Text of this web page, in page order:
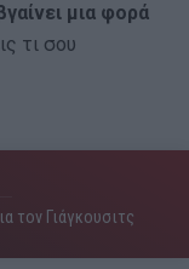
μια φορά
τι σου
τον Γιάγκουσιτς